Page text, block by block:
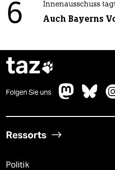
6 Innenausschuss
Auch Bayerns
taz
Folgen Sie uns
Ressorts
Politik